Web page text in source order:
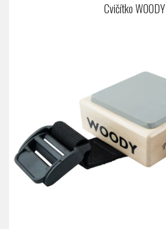
Cvičítko WOODY